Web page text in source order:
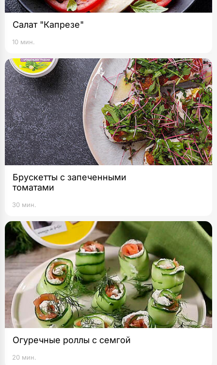
Салат "Капрезе"
10 мин.
Брускетты с запеченными
томатами
30 мин.
Огуречные роллы с семгой
20 мин.